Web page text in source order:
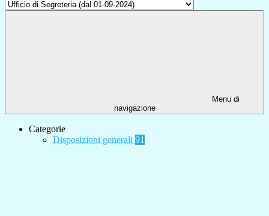
Menu di
navigazione
Categorie
Disposizioni generali 91